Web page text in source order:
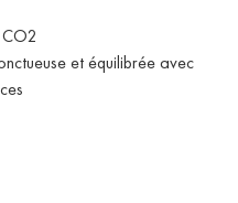
et équilibrée avec